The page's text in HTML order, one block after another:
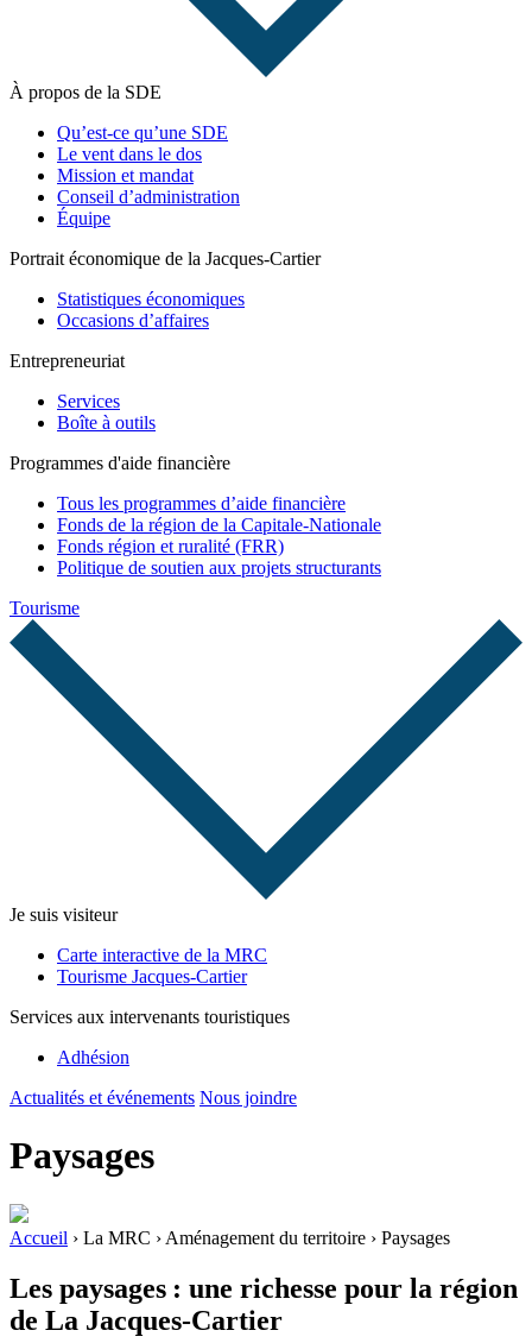
À propos de la SDE
Qu’est-ce qu’une SDE
Le vent dans le dos
Mission et mandat
Conseil d’administration
Équipe
Portrait économique de la Jacques-Cartier
Statistiques économiques
Occasions d’affaires
Entrepreneuriat
Services
Boîte à outils
Programmes d'aide financière
Tous les programmes d’aide financière
Fonds de la région de la Capitale-Nationale
Fonds région et ruralité (FRR)
Politique de soutien aux projets structurants
Tourisme
Je suis visiteur
Carte interactive de la MRC
Tourisme Jacques-Cartier
Services aux intervenants touristiques
Adhésion
Actualités et événements Nous joindre
Paysages
Accueil › La MRC › Aménagement du territoire › Paysages
Les paysages : une richesse pour la région
de La Jacques-Cartier